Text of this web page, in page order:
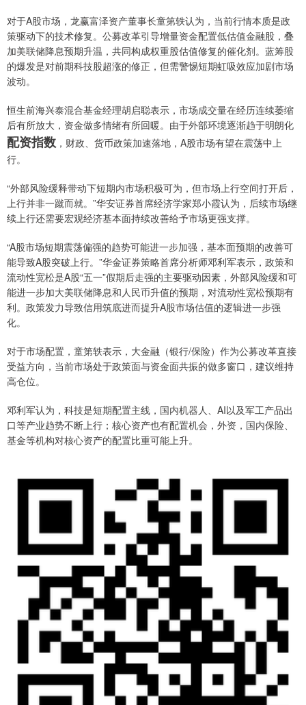
对于A股市场，龙赢富泽资产董事长童第轶认为，当前行情本质是政
策驱动下的技术修复。公募改革引导增量资金配置低估值金融股，叠
加美联储降息预期升温，共同构成权重股估值修复的催化剂。蓝筹股
的爆发是对前期科技股超涨的修正，但需警惕短期虹吸效应加剧市场
波动。
恒生前海兴泰混合基金经理胡启聪表示，市场成交量在经历连续萎缩
后有所放大，资金做多情绪有所回暖。由于外部环境逐渐趋于明朗化
配资指数 ，财政、货币政策加速落地，A股市场有望在震荡中上
行。
“外部风险缓释带动下短期内市场积极可为，但市场上行空间打开后，
上行并非一蹴而就。”华安证券首席经济学家郑小霞认为，后续市场继
续上行还需要宏观经济基本面持续改善给予市场更强支撑。
“A股市场短期震荡偏强的趋势可能进一步加强，基本面预期的改善可
能导致A股突破上行。”华金证券策略首席分析师邓利军表示，政策和
流动性宽松是A股“五一”假期后走强的主要驱动因素，外部风险缓和可
能进一步加大美联储降息和人民币升值的预期，对流动性宽松预期有
利。政策发力导致信用筑底进而提升A股市场估值的逻辑进一步强
化。
对于市场配置，童第轶表示，大金融（银行/保险）作为公募改革直接
受益方向，当前市场处于政策面与资金面共振的做多窗口，建议维持
高仓位。
邓利军认为，科技是短期配置主线，国内机器人、AI以及军工产品出
口等产业趋势不断上行；核心资产也有配置机会，外资，国内保险、
基金等机构对核心资产的配置比重可能上升。